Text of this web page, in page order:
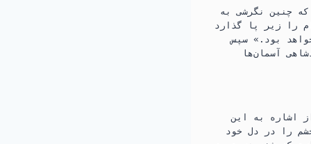
چنین نگرشی به
را زیر پا گذارد
بود.‏» سپس
آسمان‌ها
اشاره به این
را در دل خود